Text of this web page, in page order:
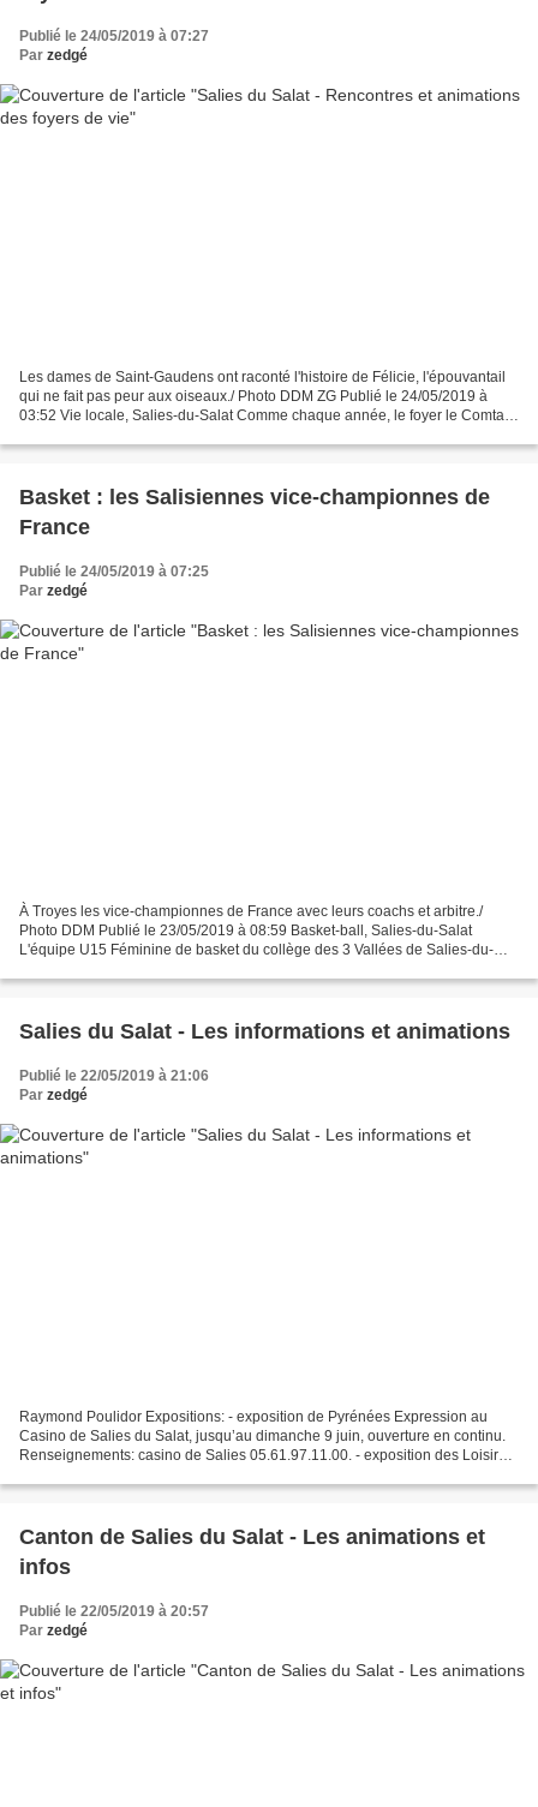
Publié le 24/05/2019 à 07:27
Par zedgé
Les dames de Saint-Gaudens ont raconté l'histoire de Félicie, l'épouvantail
qui ne fait pas peur aux oiseaux./ Photo DDM ZG Publié le 24/05/2019 à
03:52 Vie locale, Salies-du-Salat Comme chaque année, le foyer le Comtal
Basket : les Salisiennes vice-championnes de
France
Publié le 24/05/2019 à 07:25
Par zedgé
À Troyes les vice-championnes de France avec leurs coachs et arbitre./
Photo DDM Publié le 23/05/2019 à 08:59 Basket-ball, Salies-du-Salat
L'équipe U15 Féminine de basket du collège des 3 Vallées de Salies-du-
Salies du Salat - Les informations et animations
Publié le 22/05/2019 à 21:06
Par zedgé
Raymond Poulidor Expositions: - exposition de Pyrénées Expression au
Casino de Salies du Salat, jusqu’au dimanche 9 juin, ouverture en continu.
Renseignements: casino de Salies 05.61.97.11.00. - exposition des Loisirs
Canton de Salies du Salat - Les animations et
infos
Publié le 22/05/2019 à 20:57
Par zedgé